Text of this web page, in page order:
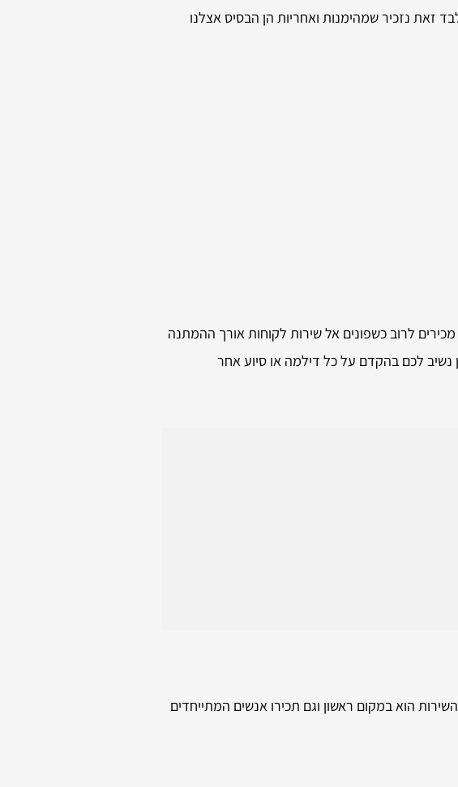
נזכיר שמהימנות ואחריות הן הבסיס אצלנו
לרוב כשפונים אל שירות לקוחות אורך ההמתנה
נשיב לכם בהקדם על כל דילמה או סיוע אחר
הוא במקום ראשון וגם תכירו אנשים המתייחדים